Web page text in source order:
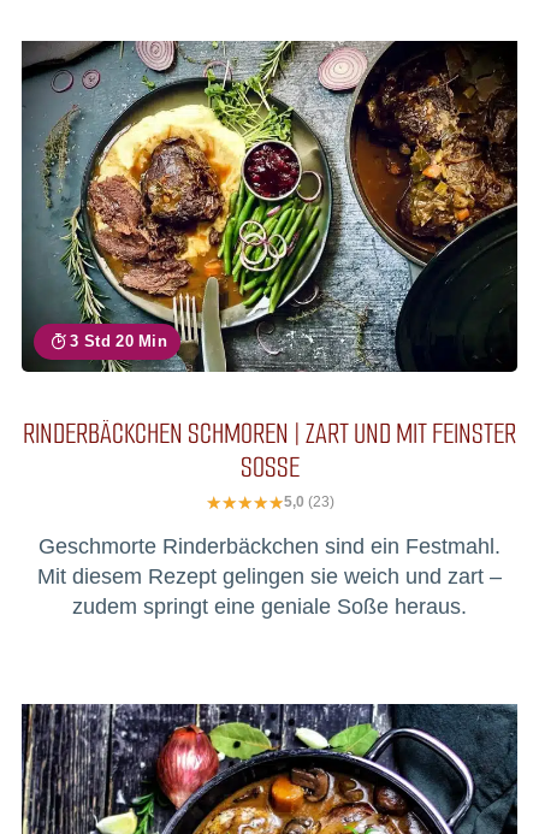
3 Std 20 Min
RINDERBÄCKCHEN SCHMOREN | ZART UND MIT FEINSTER
SOSSE
5,0 (23)
Geschmorte Rinderbäckchen sind ein Festmahl.
Mit diesem Rezept gelingen sie weich und zart –
zudem springt eine geniale Soße heraus.